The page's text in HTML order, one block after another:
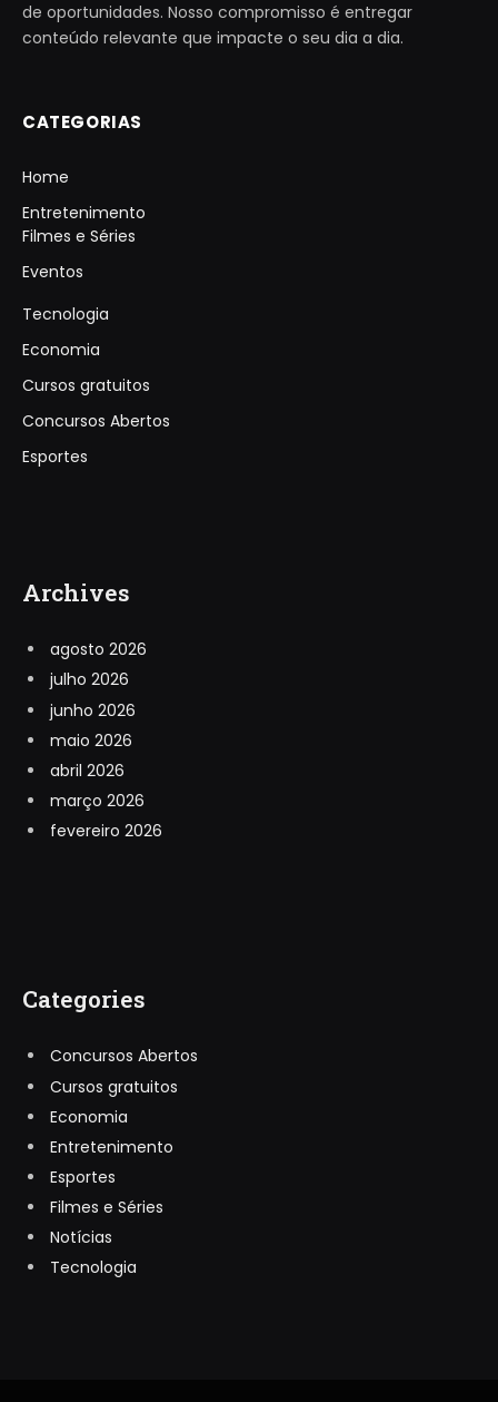
de oportunidades. Nosso compromisso é entregar
conteúdo relevante que impacte o seu dia a dia.
CATEGORIAS
Home
Entretenimento
Filmes e Séries
Eventos
Tecnologia
Economia
Cursos gratuitos
Concursos Abertos
Esportes
Archives
agosto 2026
julho 2026
junho 2026
maio 2026
abril 2026
março 2026
fevereiro 2026
Categories
Concursos Abertos
Cursos gratuitos
Economia
Entretenimento
Esportes
Filmes e Séries
Notícias
Tecnologia